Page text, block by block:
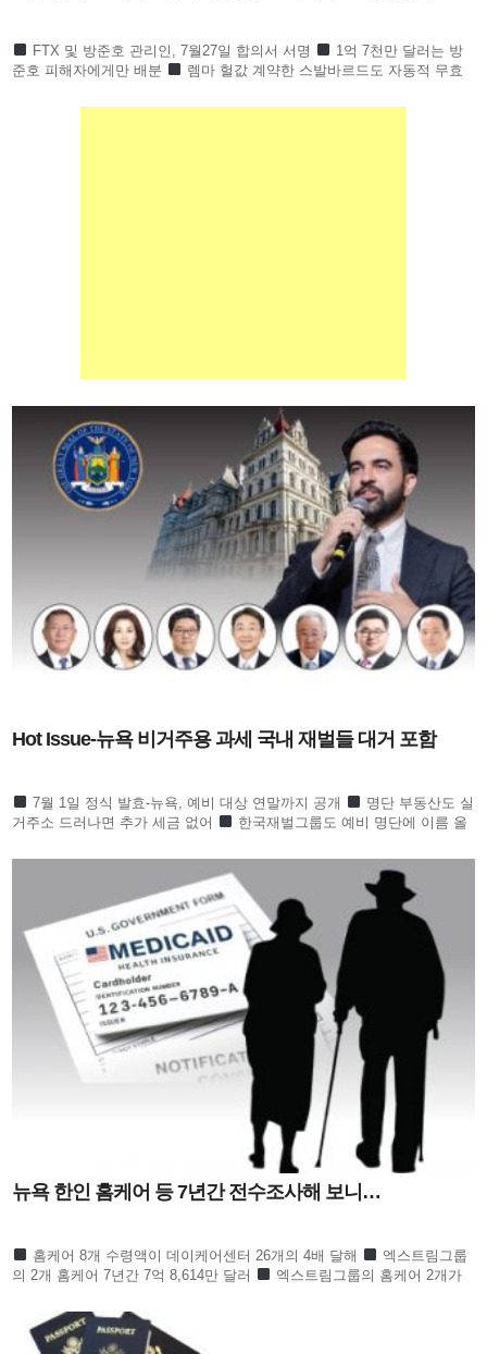
FTX 및 방준호 관리인, 7월27일 합의서 서명
1억 7천만 달러는 방
준호 피해자에게만 배분
렘마 헐값 계약한 스발바르드도 자동적 무효
Hot Issue-뉴욕 비거주용 과세 국내 재벌들 대거 포함
7월 1일 정식 발효-뉴욕, 예비 대상 연말까지 공개
명단 부동산도 실
거주소 드러나면 추가 세금 없어
한국재벌그룹도 예비 명단에 이름 올
뉴욕 한인 홈케어 등 7년간 전수조사해 보니…
홈케어 8개 수령액이 데이케어센터 26개의 4배 달해
엑스트림그룹
의 2개 홈케어 7년간 7억 8,614만 달러
엑스트림그룹의 홈케어 2개가